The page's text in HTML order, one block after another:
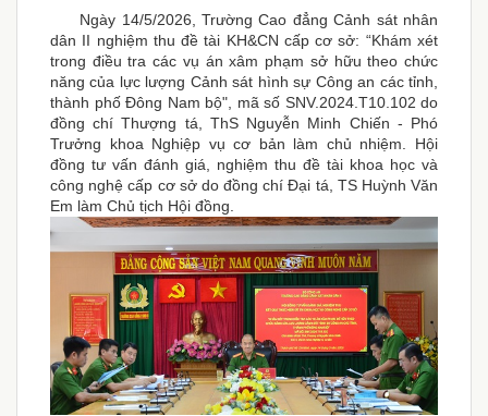
Ngày 14/5/2026, Trường Cao đẳng Cảnh sát nhân
dân II nghiệm thu đề tài KH&CN cấp cơ sở: “Khám xét
trong điều tra các vụ án xâm phạm sở hữu theo chức
năng của lực lượng Cảnh sát hình sự Công an các tỉnh,
thành phố Đông Nam bộ", mã số SNV.2024.T10.102 do
đồng chí Thượng tá, ThS Nguyễn Minh Chiến - Phó
Trưởng khoa Nghiệp vụ cơ bản làm chủ nhiệm. Hội
đồng tư vấn đánh giá, nghiệm thu đề tài khoa học và
công nghệ cấp cơ sở do đồng chí Đại tá, TS Huỳnh Văn
Em làm Chủ tịch Hội đồng.